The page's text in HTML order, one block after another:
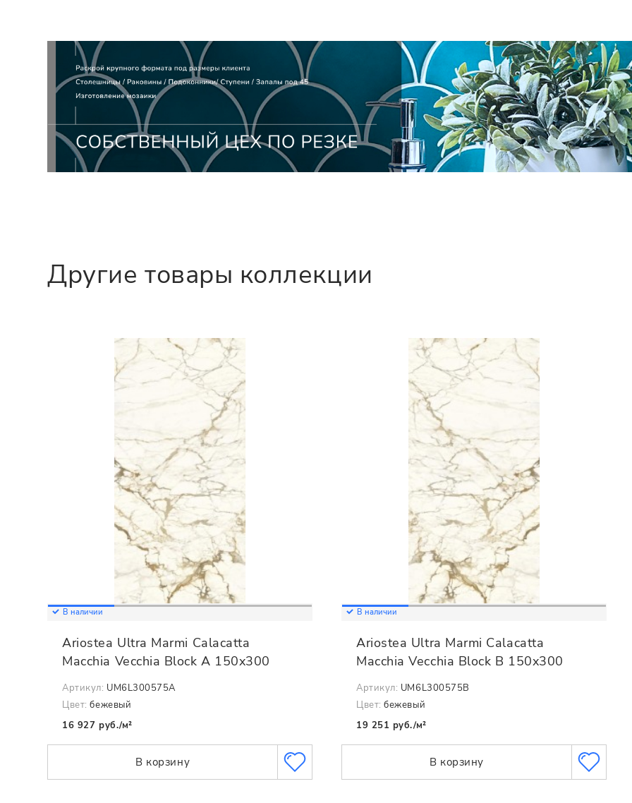
Другие товары коллекции
В наличии
Ariostea Ultra Marmi Calacatta
Macchia Vecchia Block A 150x300
Артикул: UM6L300575A
Цвет: бежевый
16 927 руб./м²
В корзину
В наличии
Ariostea Ultra Marmi Calacatta
Macchia Vecchia Block B 150x300
Артикул: UM6L300575B
Цвет: бежевый
19 251 руб./м²
В корзину